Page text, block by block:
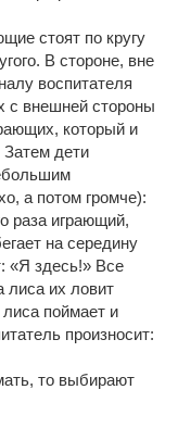
стоят по кругу
В стороне, вне
воспитателя
с внешней стороны
который и
дети
а потом громче):
раза играющий,
на середину
«Я здесь!» Все
лиса их ловит
лиса поймает и
произносит:
то выбирают